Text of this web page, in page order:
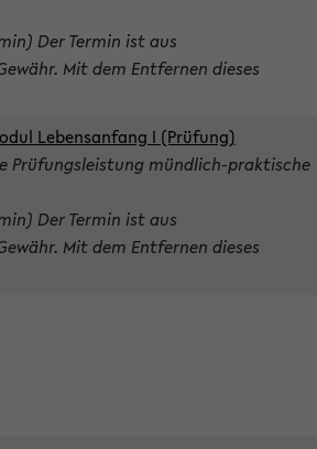
Der Termin ist aus
Mit dem Entfernen dieses
Lebensanfang I (Prüfung)
Prüfungsleistung mündlich-praktische
Der Termin ist aus
Mit dem Entfernen dieses